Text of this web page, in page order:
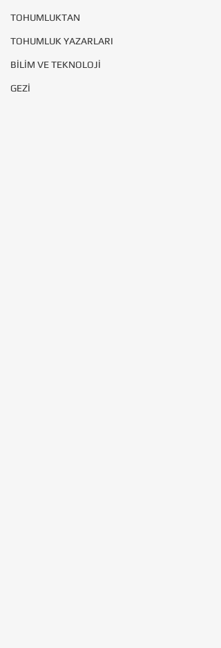
TOHUMLUKTAN
TOHUMLUK YAZARLARI
BİLİM VE TEKNOLOJİ
GEZİ